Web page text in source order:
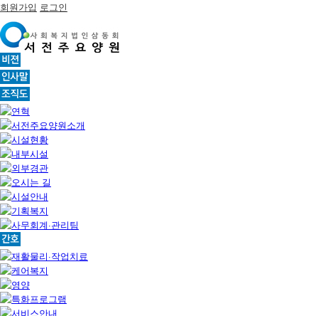
회원가입 로그인